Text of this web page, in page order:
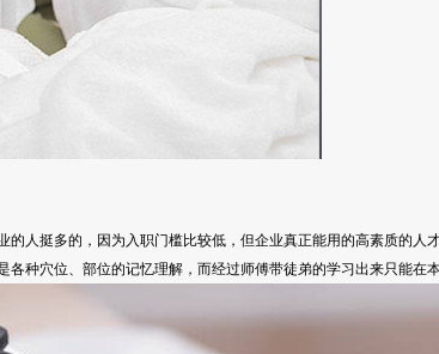
人挺多的，因为入职门槛比较低，但企业真正能用的高素质的人
种穴位、部位的记忆理解，而经过师傅带徒弟的学习出来只能在